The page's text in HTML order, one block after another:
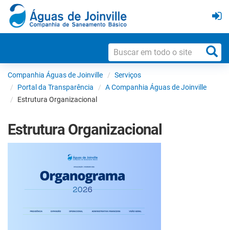
Companhia Águas de Joinville
Serviços
Portal da Transparência
A Companhia Águas de Joinville
Estrutura Organizacional
Estrutura Organizacional